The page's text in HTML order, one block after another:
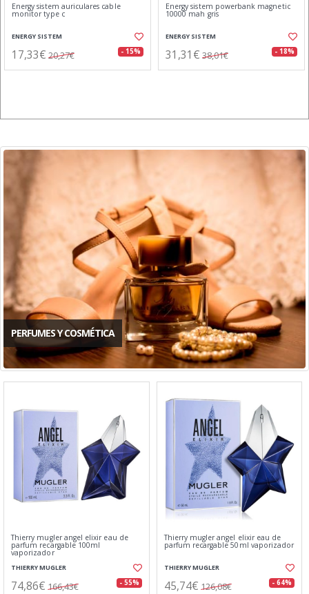
Energy sistem auriculares cable
monitor type c
ENERGY SISTEM
17,33€ 20,27€ - 15%
Energy sistem powerbank magnetic
10000 mah gris
ENERGY SISTEM
31,31€ 38,01€ - 18%
PERFUMES Y COSMÉTICA
Thierry mugler angel elixir eau de
parfum recargable 100ml
vaporizador
THIERRY MUGLER
74,86€ 166,43€ - 55%
Thierry mugler angel elixir eau de
parfum recargable 50ml vaporizador
THIERRY MUGLER
45,74€ 126,08€ - 64%